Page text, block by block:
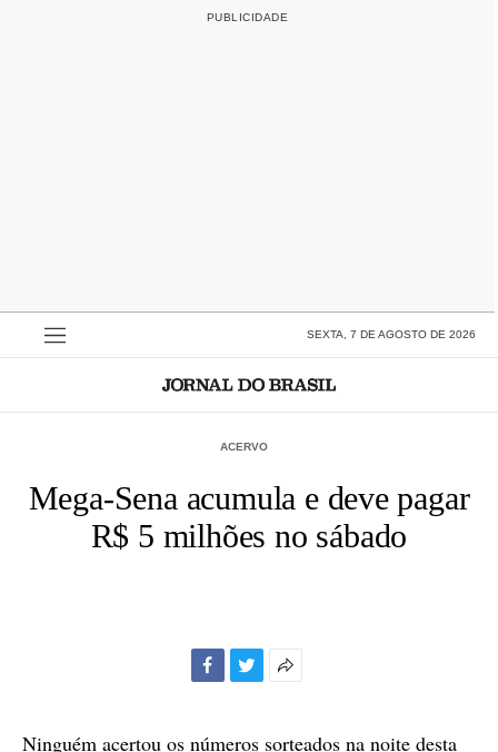
SEXTA, 7 DE AGOSTO DE 2026
ACERVO
Mega-Sena acumula e deve pagar
R$ 5 milhões no sábado
compartilhamento
Ninguém acertou os números sorteados na noite desta